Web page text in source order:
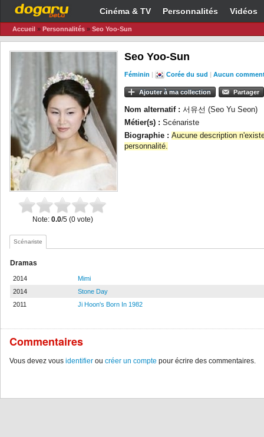
Cinéma & TV Personnalités Vidéos
Accueil » Personnalités » Seo Yoo-Sun
Note: 0.0/5 (0 vote)
Seo Yoo-Sun
Féminin | Corée du sud | Aucun
Ajouter à ma collection Partager
Nom alternatif : 서유선 (Seo Yu Seon)
Métier(s) : Scénariste
Biographie : Aucune description
personnalité.
Scénariste
Dramas
2014
Mimi
2014
Stone Day
2011
Ji Hoon's Born In 1982
Commentaires
Vous devez vous identifier ou créer un compte pour écrire des commentaires.